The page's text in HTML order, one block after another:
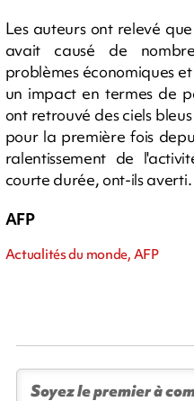
Les auteurs ont relevé
avait causé de
problèmes économiques
un impact en termes de
ont retrouvé des ciels
pour la première fois
ralentissement de
courte durée, ont-ils averti.
AFP
Actualités du monde, AFP